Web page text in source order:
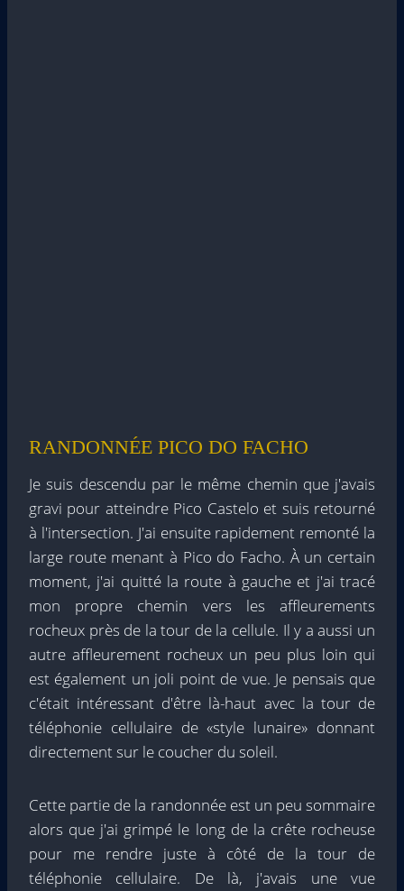
RANDONNÉE PICO DO FACHO
Je suis descendu par le même chemin que j'avais
gravi pour atteindre Pico Castelo et suis retourné
à l'intersection. J'ai ensuite rapidement remonté la
large route menant à Pico do Facho. À un certain
moment, j'ai quitté la route à gauche et j'ai tracé
mon propre chemin vers les affleurements
rocheux près de la tour de la cellule. Il y a aussi un
autre affleurement rocheux un peu plus loin qui
est également un joli point de vue. Je pensais que
c'était intéressant d'être là-haut avec la tour de
téléphonie cellulaire de «style lunaire» donnant
directement sur le coucher du soleil.
Cette partie de la randonnée est un peu sommaire
alors que j'ai grimpé le long de la crête rocheuse
pour me rendre juste à côté de la tour de
téléphonie cellulaire. De là, j'avais une vue